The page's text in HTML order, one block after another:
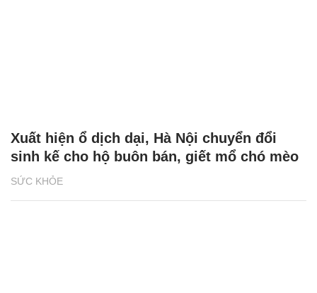
SỨC KHỎE
Xuất hiện ổ dịch dại, Hà Nội chuyển đổi
sinh kế cho hộ buôn bán, giết mổ chó mèo